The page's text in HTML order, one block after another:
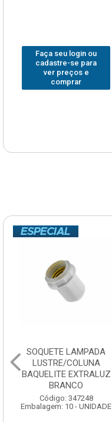
Faça seu login ou
cadastre-se para
ver preços e
comprar
SOQUETE LAMPADA
LUSTRE/COLUNA
BAQUELITE EXTRALUZ
BRANCO
Código: 347248
Embalagem: 10 - UNIDADE